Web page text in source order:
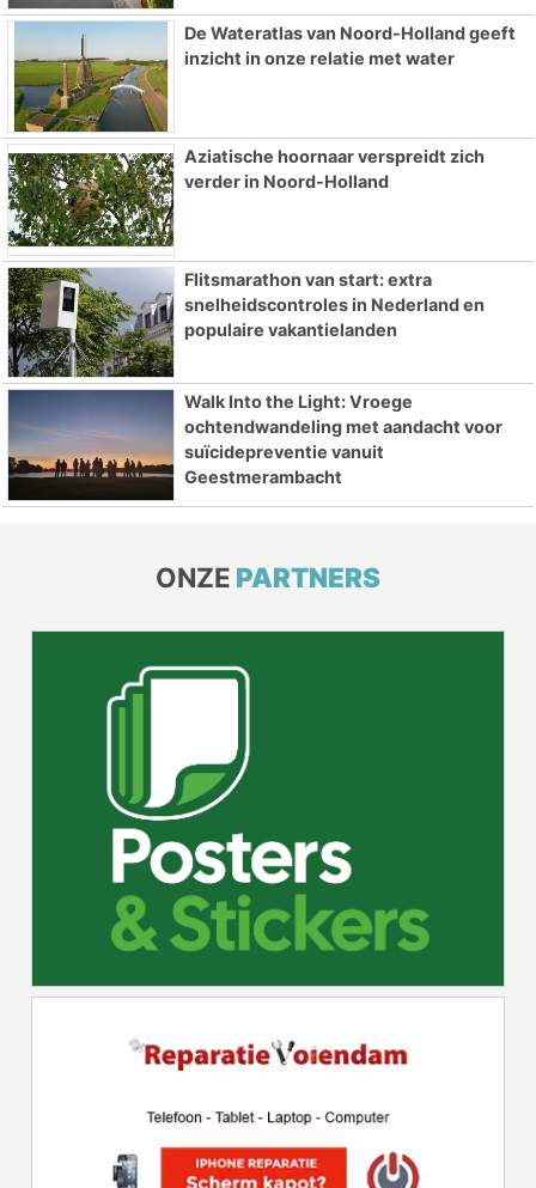
De Wateratlas van Noord-Holland geeft
inzicht in onze relatie met water
Aziatische hoornaar verspreidt zich
verder in Noord-Holland
Flitsmarathon van start: extra
snelheidscontroles in Nederland en
populaire vakantielanden
Walk Into the Light: Vroege
ochtendwandeling met aandacht voor
suïcidepreventie vanuit
Geestmerambacht
ONZE PARTNERS